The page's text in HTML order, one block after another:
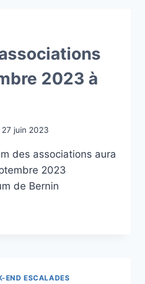
2023 à
27 juin 2023
des associations aura
2023
de Bernin
END ESCALADES